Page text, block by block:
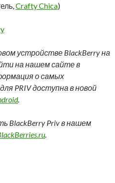
Crafty Chica)
устройстве BlackBerry на
на нашем сайте в
о самых
PRIV доступна в новой
.
BlackBerry Priv в нашем